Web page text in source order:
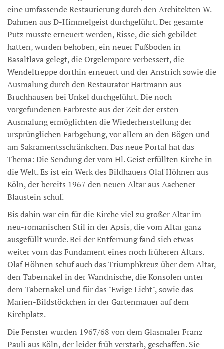
eine umfassende Restaurierung durch den Architekten W.
Dahmen aus D-Himmelgeist durchgeführt. Der gesamte
Putz musste erneuert werden, Risse, die sich gebildet
hatten, wurden behoben, ein neuer Fußboden in
Basaltlava gelegt, die Orgelempore verbessert, die
Wendeltreppe dorthin erneuert und der Anstrich sowie die
Ausmalung durch den Restaurator Hartmann aus
Bruchhausen bei Unkel durchgeführt. Die noch
vorgefundenen Farbreste aus der Zeit der ersten
Ausmalung ermöglichten die Wiederherstellung der
ursprünglichen Farbgebung, vor allem an den Bögen und
am Sakramentsschränkchen. Das neue Portal hat das
Thema: Die Sendung der vom Hl. Geist erfüllten Kirche in
die Welt. Es ist ein Werk des Bildhauers Olaf Höhnen aus
Köln, der bereits 1967 den neuen Altar aus Aachener
Blaustein schuf.
Bis dahin war ein für die Kirche viel zu großer Altar im
neu-romanischen Stil in der Apsis, die vom Altar ganz
ausgefüllt wurde. Bei der Entfernung fand sich etwas
weiter vorn das Fundament eines noch früheren Altars.
Olaf Höhnen schuf auch das Triumphkreuz über dem Altar,
den Tabernakel in der Wandnische, die Konsolen unter
dem Tabernakel und für das "Ewige Licht", sowie das
Marien-Bildstöckchen in der Gartenmauer auf dem
Kirchplatz.
Die Fenster wurden 1967/68 von dem Glasmaler Franz
Pauli aus Köln, der leider früh verstarb, geschaffen. Sie